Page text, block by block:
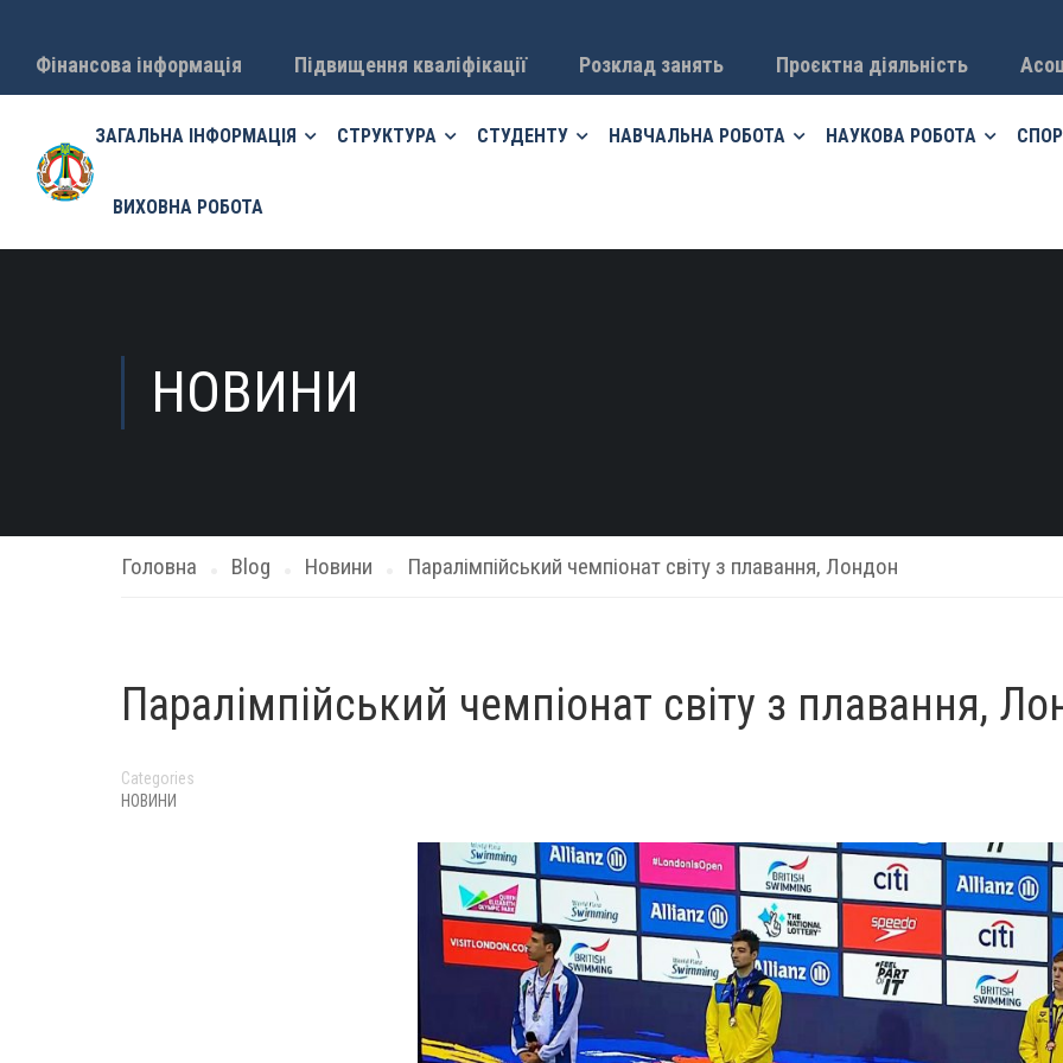
Фінансова інформація Підвищення кваліфікації Розклад занять Проєктна діяльність
ЗАГАЛЬНА ІНФОРМАЦІЯ СТРУКТУРА СТУДЕНТУ НАВЧАЛЬНА РОБОТА НАУКОВА РОБОТА
ВИХОВНА РОБОТА
НОВИНИ
Головна Blog Новини Паралімпійський чемпіонат світу з плавання, Лондон
Паралімпійський чемпіонат світу з плавання,
Categories
НОВИНИ